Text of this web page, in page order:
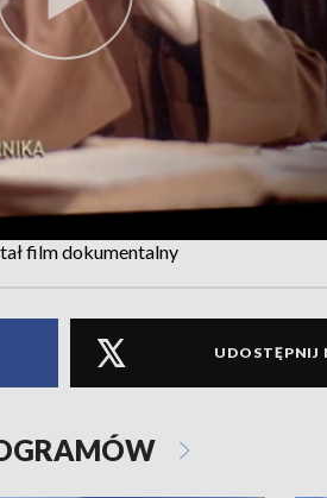
film dokumentalny
UDOSTĘPNIJ